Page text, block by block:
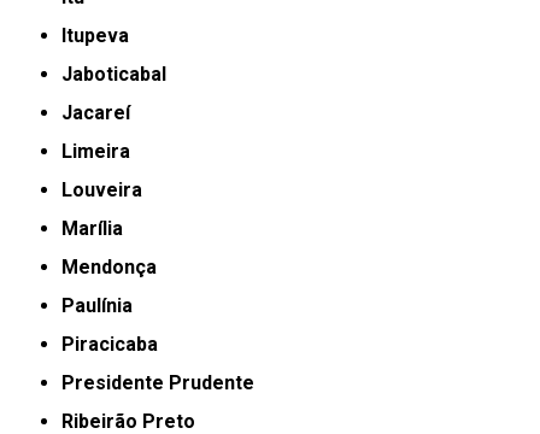
Itupeva
Jaboticabal
Jacareí
Limeira
Louveira
Marília
Mendonça
Paulínia
Piracicaba
Presidente Prudente
Ribeirão Preto